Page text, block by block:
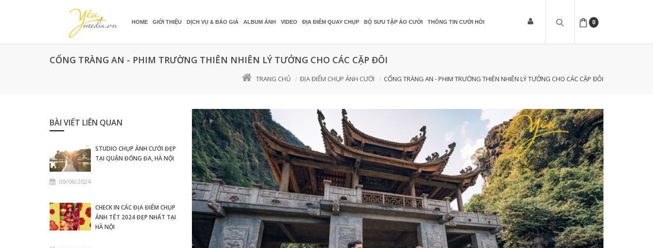
0
HOME GIỚI THIỆU DỊCH VỤ & BÁO GIÁ ALBUM ẢNH VIDEO ĐỊA ĐIỂM QUAY CHỤP BỘ SƯU TẬP ÁO CƯỚI THÔNG TIN CƯỚI HỎI
CỔNG TRÀNG AN - PHIM TRƯỜNG THIÊN NHIÊN LÝ TƯỞNG CHO CÁC CẶP ĐÔI
TRANG CHỦ ĐỊA ĐIỂM CHỤP ẢNH CƯỚI CỔNG TRÀNG AN - PHIM TRƯỜNG THIÊN NHIÊN LÝ TƯỞNG CHO CÁC CẶP ĐÔI
BÀI VIẾT LIÊN QUAN
STUDIO CHỤP ẢNH CƯỚI ĐẸP
TẠI QUẬN ĐỐNG ĐA, HÀ NỘI
09/06/2024
CHECK IN CÁC ĐỊA ĐIỂM CHỤP
ẢNH TẾT 2024 ĐẸP NHẤT TẠI
HÀ NỘI